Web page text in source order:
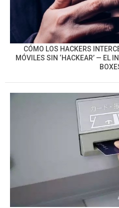
CÓMO LOS HACKERS
MÓVILES SIN ‘HACKEAR’ — EL